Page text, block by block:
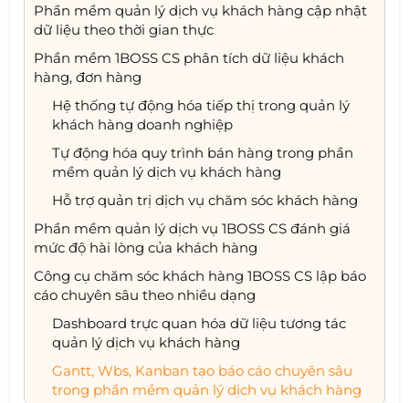
Phần mềm quản lý dịch vụ khách hàng cập nhật
dữ liệu theo thời gian thực
Phần mềm 1BOSS CS phân tích dữ liệu khách
hàng, đơn hàng
Hệ thống tự động hóa tiếp thị trong quản lý
khách hàng doanh nghiệp
Tự động hóa quy trình bán hàng trong phần
mềm quản lý dịch vụ khách hàng
Hỗ trợ quản trị dịch vụ chăm sóc khách hàng
Phần mềm quản lý dịch vụ 1BOSS CS đánh giá
mức độ hài lòng của khách hàng
Công cụ chăm sóc khách hàng 1BOSS CS lập báo
cáo chuyên sâu theo nhiều dạng
Dashboard trực quan hóa dữ liệu tương tác
quản lý dịch vụ khách hàng
Gantt, Wbs, Kanban tạo báo cáo chuyên sâu
trong phần mềm quản lý dịch vụ khách hàng